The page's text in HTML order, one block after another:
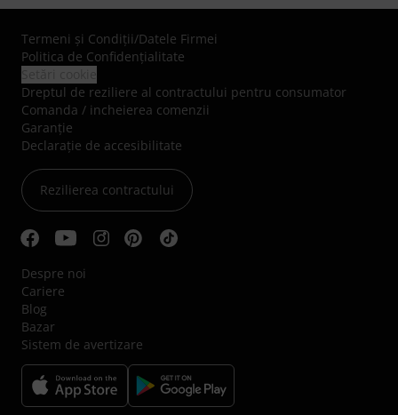
Termeni şi Condiţii/Datele Firmei
Politica de Confidenţialitate
Dreptul de reziliere al contractului pentru consumator
Comanda / incheierea comenzii
Garanție
Declarație de accesibilitate
Rezilierea contractului
Despre noi
Cariere
Blog
Bazar
Sistem de avertizare